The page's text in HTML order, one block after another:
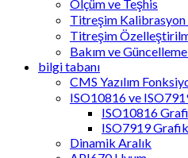
Ölçüm ve Teşhis
Titreşim Kalibrasyon
Titreşim
Bakım ve
bilgi tabanı
CMS Yazılım
ISO10816 ve
ISO10816
ISO7919
Dinamik Aralık